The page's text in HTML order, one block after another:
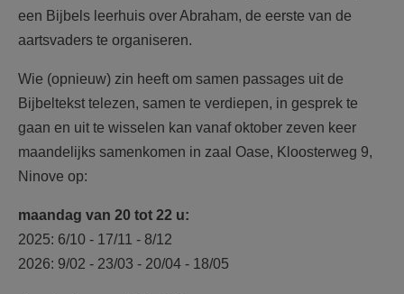
een Bijbels leerhuis over Abraham, de eerste van de
aartsvaders te organiseren.
Wie (opnieuw) zin heeft om samen passages uit de
Bijbeltekst telezen, samen te verdiepen, in gesprek te
gaan en uit te wisselen kan vanaf oktober zeven keer
maandelijks samenkomen in zaal Oase, Kloosterweg 9,
Ninove op:
maandag van 20 tot 22 u:
2025: 6/10 - 17/11 - 8/12
2026: 9/02 - 23/03 - 20/04 - 18/05